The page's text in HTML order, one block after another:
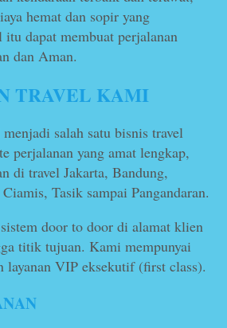
hemat dan sopir yang
itu dapat membuat perjalanan
dan Aman.
TRAVEL KAMI
salah satu bisnis travel
perjalanan yang amat lengkap,
di travel Jakarta, Bandung,
Tasik sampai Pangandaran.
door to door di alamat klien
titik tujuan. Kami mempunyai
layanan VIP eksekutif (first class).